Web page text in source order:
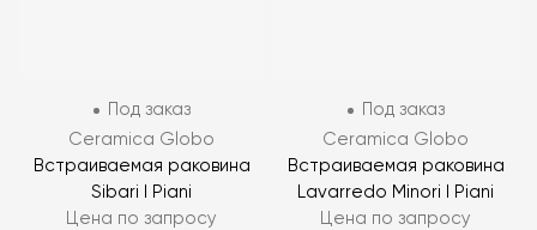
Под заказ
Ceramica Globo
Встраиваемая раковина
Sibari I Piani
Цена по запросу
Под заказ
Ceramica Globo
Встраиваемая раковина
Lavarredo Minori I Piani
Цена по запросу